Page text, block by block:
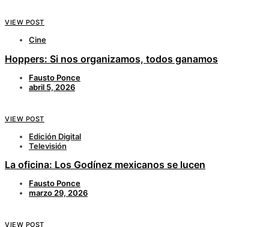
VIEW POST
Cine
Hoppers: Si nos organizamos, todos ganamos
Fausto Ponce
abril 5, 2026
VIEW POST
Edición Digital
Televisión
La oficina: Los Godínez mexicanos se lucen
Fausto Ponce
marzo 29, 2026
VIEW POST